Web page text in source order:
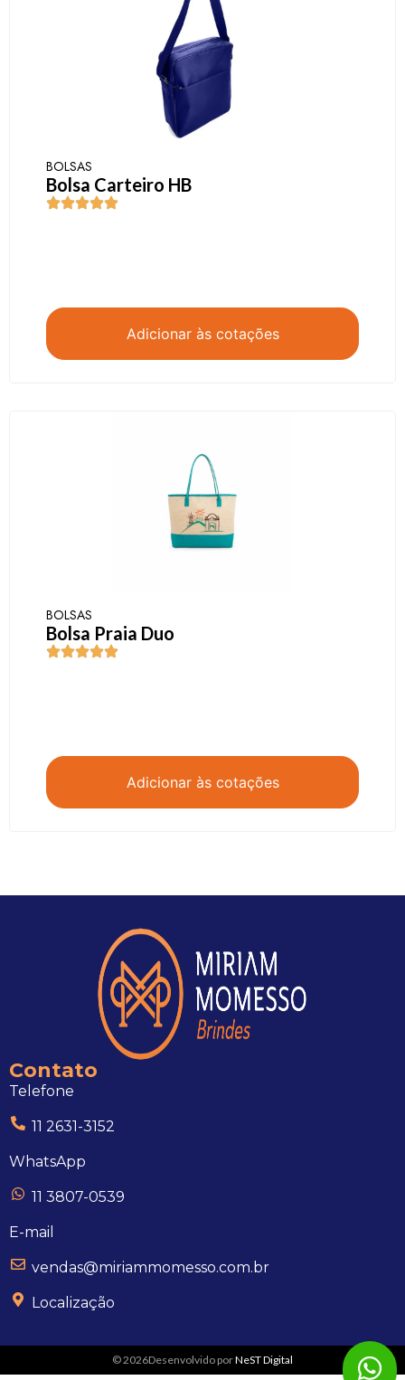
BOLSAS
Bolsa Carteiro HB
Adicionar às cotações
BOLSAS
Bolsa Praia Duo
Adicionar às cotações
Contato
Telefone
11 2631-3152
WhatsApp
11 3807-0539
E-mail
vendas@miriammomesso.com.br
Localização
© 2026Desenvolvido porNeST Digital